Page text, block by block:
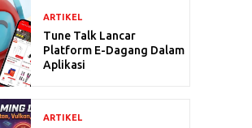
ARTIKEL
Tune Talk Lancar
Platform E-Dagang Dalam
Aplikasi
ARTIKEL